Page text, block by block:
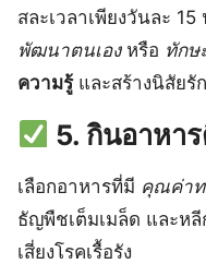
สละเวลาเพียงวันละ
พัฒนาตนเองหรือ ทักษ
ความรู้และสร้างนิสัยรั
5. กินอาหา
เลือกอาหารที่มี คุณค่าท
ธัญพืชเต็มเมล็ด และหลี
เสี่ยงโรคเรื้อรัง